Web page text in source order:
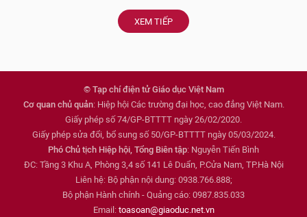
XEM TIẾP
© Tạp chí điện tử Giáo dục Việt Nam
Cơ quan chủ quản: Hiệp hội Các trường đại học, cao đẳng Việt Nam.
Giấy phép số 74/GP-BTTTT ngày 26/02/2020.
Giấy phép sửa đổi, bổ sung số 50/GP-BTTTT ngày 05/03/2024.
Phó Chủ tịch Hiệp hội, Tổng Biên tập: Nguyễn Tiến Bình
ĐC: Tầng 3 Khu A, Phòng 3,4 số 141 Lê Duẩn, P.Cửa Nam, TP.Hà Nội
Liên hệ: Bộ phận nội dung: 0938.766.888;
Bộ phận Hành chính - Quảng cáo: 0987.835.033
Email: toasoan@giaoduc.net.vn